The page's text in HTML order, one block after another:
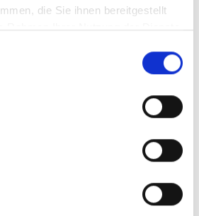
die Sie ihnen bereitgestellt
Rahmen Ihrer Nutzung der Dienste